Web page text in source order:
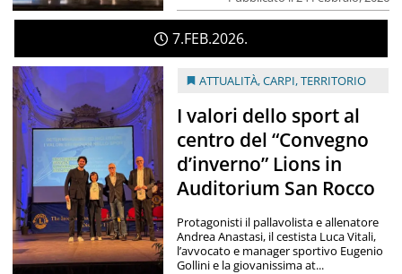
7 FEB2026
ATTUALITÀ,CARPI,TERRITORIO
I valori dello sport al
centro del “Convegno
d’inverno” Lions in
Auditorium San Rocco
Protagonisti il pallavolista e allenatore
Andrea Anastasi, il cestista Luca Vitali,
l’avvocato e manager sportivo Eugenio
Gollini e la giovanissima at...